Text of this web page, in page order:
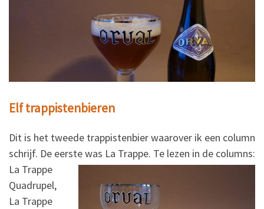
Elf trappistenbieren
Dit is het tweede trappistenbier waarover ik een column
schrijf. De eerste was La Trappe. Te lezen in de columns:
La Trappe
Quadrupel,
La Trappe